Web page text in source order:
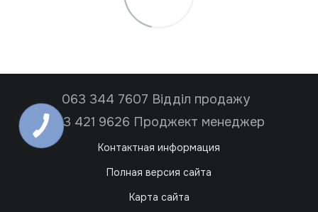
063 344 7607 Відділ продажу
063 421 9626 Проджект менеджер
Контактная информация
Полная версия сайта
Карта сайта